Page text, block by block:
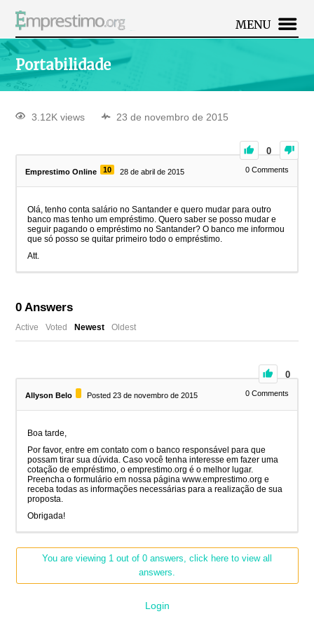
MENU
Portabilidade
3.12K views 23 de novembro de 2015
0
Emprestimo Online 10 28 de abril de 2015 0Comments
Olá, tenho conta salário no Santander e quero mudar para outro
banco mas tenho um empréstimo. Quero saber se posso mudar e
seguir pagando o empréstimo no Santander? O banco me informou
que só posso se quitar primeiro todo o empréstimo.
Att.
0 Answers
Active Voted Newest Oldest
0
Allyson Belo Posted 23 de novembro de 2015 0Comments
Boa tarde,
Por favor, entre em contato com o banco responsável para que
possam tirar sua dúvida. Caso você tenha interesse em fazer uma
cotação de empréstimo, o emprestimo.org é o melhor lugar.
Preencha o formulário em nossa página www.emprestimo.org e
receba todas as informações necessárias para a realização de sua
proposta.
Obrigada!
You are viewing 1 out of 0 answers, click here to view all
answers.
Login